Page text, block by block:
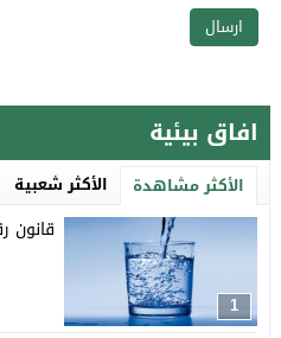
افاق بيئية
الأكثر مشاهدة الأكثر شعبية
1
قانون رقم 10.95